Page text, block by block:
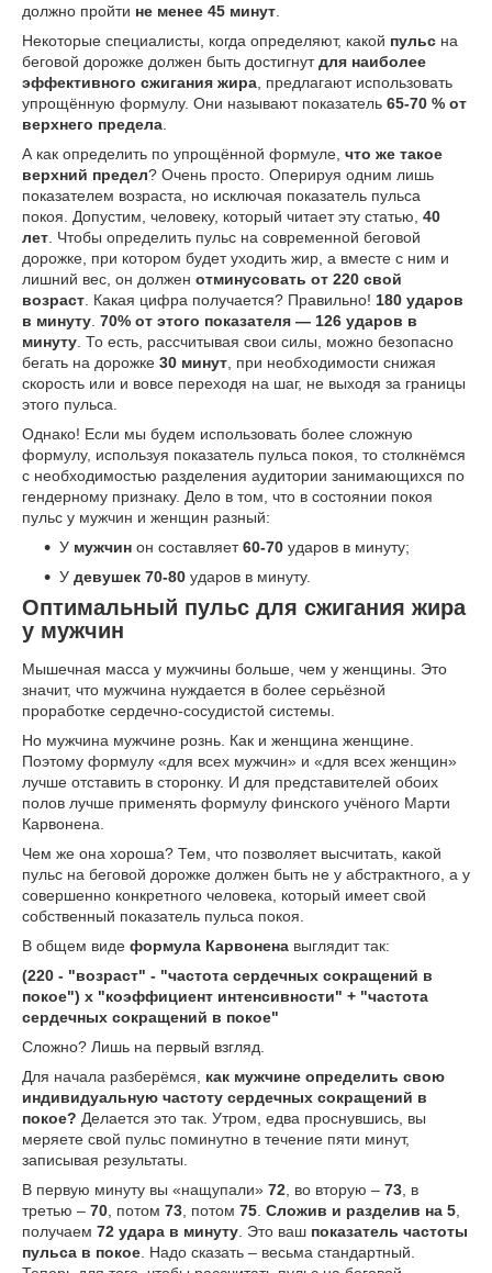
должно пройти не менее 45 минут
Некоторые специалисты, когда определяют, какой пульс на
беговой дорожке должен быть достигнутдля наиболее
эффективного сжигания жира , предлагают использовать
упрощённую формулу. Они называют показатель 65-70 % от
верхнего предела
А как определить по упрощённой формуле, что же такое
верхний предел? Очень просто. Оперируя одним лишь
показателем возраста, но исключая показатель пульса
покоя. Допустим, человеку, который читает эту статью, 40
лет . Чтобы определить пульс на современной беговой
дорожке, при котором будет уходить жир, а вместе с ним и
лишний вес, он должен отминусовать от 220 свой
возраст . Какая цифра получается? Правильно! 180 ударов
в минуту 70% от этого показателя — 126 ударов в
минуту . То есть, рассчитывая свои силы, можно безопасно
бегать на дорожке 30 минут , при необходимости снижая
скорость или и вовсе переходя на шаг, не выходя за границы
этого пульса.
Однако! Если мы будем использовать более сложную
формулу, используя показатель пульса покоя, то столкнёмся
с необходимостью разделения аудитории занимающихся по
гендерному признаку. Дело в том, что в состоянии покоя
пульс у мужчин и женщин разный:
У мужчин он составляет60-70 ударов в минуту;
У девушек 70-80 ударов в минуту.
Оптимальный пульс для сжигания жира
у мужчин
Мышечная масса у мужчины больше, чем у женщины. Это
значит, что мужчина нуждается в более серьёзной
проработке сердечно-сосудистой системы.
Но мужчина мужчине рознь. Как и женщина женщине.
Поэтому формулу «для всех мужчин» и «для всех женщин»
лучше отставить в сторонку. И для представителей обоих
полов лучше применять формулу финского учёного Марти
Карвонена.
Чем же она хороша? Тем, что позволяет высчитать, какой
пульс на беговой дорожке должен быть не у абстрактного, а у
совершенно конкретного человека, который имеет свой
собственный показатель пульса покоя.
В общем виде формула Карвонена выглядит так:
(220 - "возраст" - "частота сердечных сокращений в
покое") х "коэффициент интенсивности" + "частота
сердечных сокращений в покое"
Сложно? Лишь на первый взгляд.
Для начала разберёмся, как мужчине определить свою
индивидуальную частоту сердечных сокращений в
покое? Делается это так. Утром, едва проснувшись, вы
меряете свой пульс поминутно в течение пяти минут,
записывая результаты.
В первую минуту вы «нащупали» 72, во вторую – 73, в
третью – 70, потом 73, потом 75. Сложив и разделив на 5,
получаем 72 удара в минуту. Это ваш показатель частоты
пульса в покое. Надо сказать – весьма стандартный.